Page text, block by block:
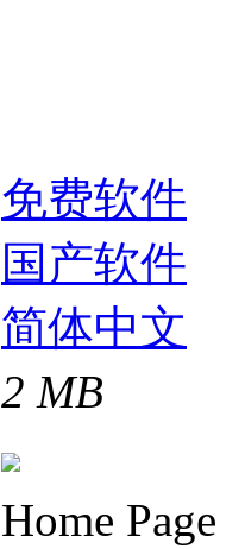
免费软件
国产软件
简体中文
2 MB
Home Page